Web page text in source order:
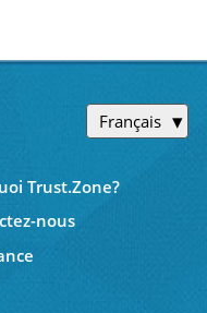
Français
Trust.Zone?
nous